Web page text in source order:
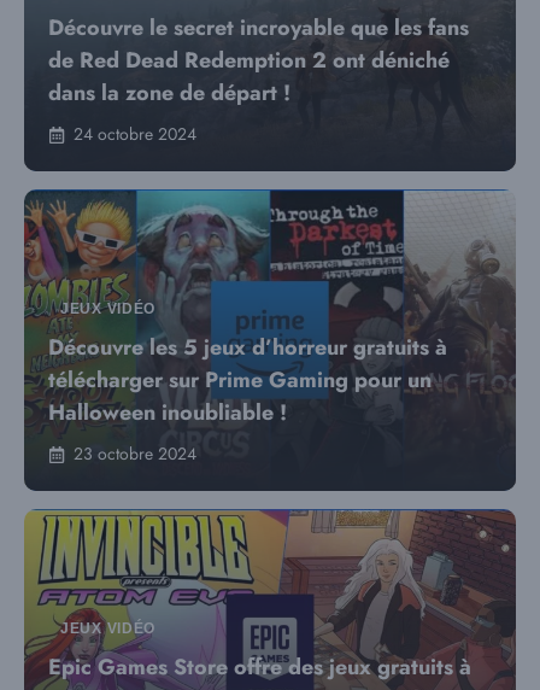
Découvre le secret incroyable que les fans
de Red Dead Redemption 2 ont déniché
dans la zone de départ !
24 octobre 2024
JEUX VIDÉO
Découvre les 5 jeux d’horreur gratuits à
télécharger sur Prime Gaming pour un
Halloween inoubliable !
23 octobre 2024
JEUX VIDÉO
Epic Games Store offre des jeux gratuits à